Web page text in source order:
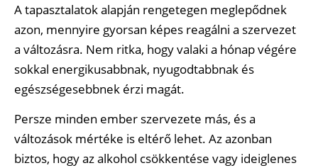
A tapasztalatok alapján rengetegen meglepődnek
azon, mennyire gyorsan képes reagálni a szervezet
a változásra. Nem ritka, hogy valaki a hónap végére
sokkal energikusabbnak, nyugodtabbnak és
egészségesebbnek érzi magát.
Persze minden ember szervezete más, és a
változások mértéke is eltérő lehet. Az azonban
biztos, hogy az alkohol csökkentése vagy ideiglenes